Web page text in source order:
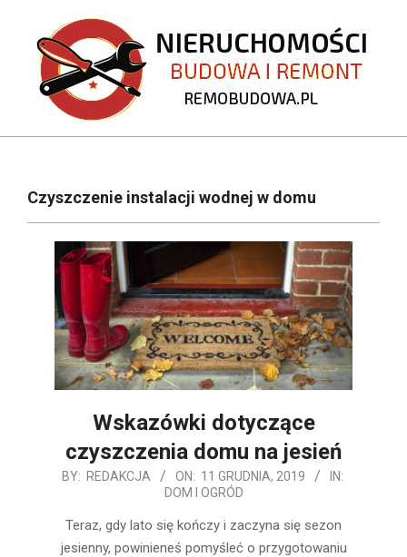
content
REMOBUDOWA.PL
NavigationCzyszczenie instalacji wodnej w domu
Wskazówki dotyczące
czyszczenia domu na jesień
2019-
11
BY: REDAKCJA ON: 11 GRUDNIA, 2019
IN:
DOM I OGRÓD
Teraz, gdy lato się kończy i zaczyna się sezon
jesienny, powinieneś pomyśleć o przygotowaniu